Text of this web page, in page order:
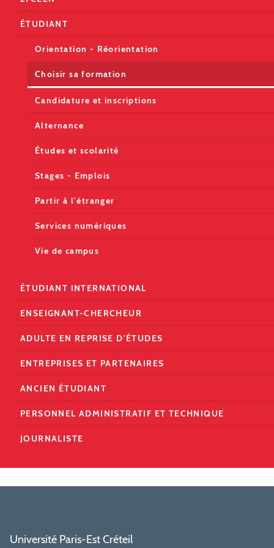
ÉTUDIANT
Orientation - Réorientation
Choisir sa formation
Candidature et inscriptions
Alternance
Études et scolarité
Stages - Emplois
Partir à l'étranger
Services numériques
Vie de campus
ÉTUDIANT INTERNATIONAL
ENSEIGNANT-CHERCHEUR
ADULTE EN REPRISE D'ÉTUDES
ENTREPRISES ET PARTENAIRES
ANCIEN ÉTUDIANT
PERSONNEL ADMINISTRATIF ET TECHNIQUE
JOURNALISTE
Université Paris-Est Créteil